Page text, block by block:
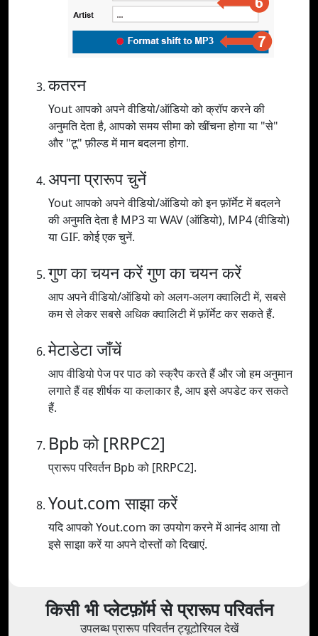
कतरन
Yout आपको अपने वीडियो/ऑडियो को क्रॉप करने की
अनुमति देता है, आपको समय सीमा को खींचना होगा या "से"
और "टू" फ़ील्ड में मान बदलना होगा.
अपना प्रारूप चुनें
Yout आपको अपने वीडियो/ऑडियो को इन फ़ॉर्मेट में बदलने
की अनुमति देता है MP3 या WAV (ऑडियो), MP4 (वीडियो)
या GIF. कोई एक चुनें.
गुण का चयन करें गुण का चयन करें
आप अपने वीडियो/ऑडियो को अलग-अलग क्वालिटी में, सबसे
कम से लेकर सबसे अधिक क्वालिटी में फ़ॉर्मेट कर सकते हैं.
मेटाडेटा जाँचें
आप वीडियो पेज पर पाठ को स्क्रैप करते हैं और जो हम अनुमान
लगाते हैं वह शीर्षक या कलाकार है, आप इसे अपडेट कर सकते
हैं.
Bpb को [RRPC2]
प्रारूप परिवर्तन Bpb को [RRPC2].
Yout.com साझा करें
यदि आपको Yout.com का उपयोग करने में आनंद आया तो
इसे साझा करें या अपने दोस्तों को दिखाएं.
किसी भी प्लेटफ़ॉर्म से प्रारूप परिवर्तन
उपलब्ध प्रारूप परिवर्तन ट्यूटोरियल देखें